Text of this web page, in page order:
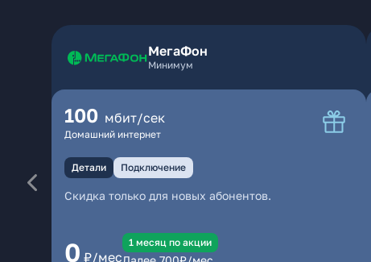
МегаФон
Минимум
100 мбит/сек
Домашний интернет
Детали Подключение
Скидка только для новых абонентов.
0 ₽/мес
1 месяц по акции